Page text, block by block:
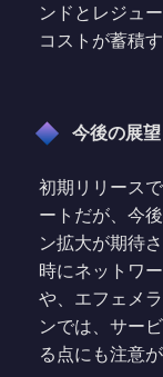
ンドとレジュ
コストが蓄積す
今後の展望
初期リリース
ートだが、今
ン拡大が期待
時にネットワ
や、エフェメ
ンでは、サー
る点にも注意が